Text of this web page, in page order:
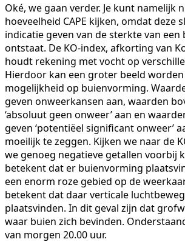
Oké, we gaan verder. Je kunt namelijk
hoeveelheid CAPE kijken, omdat deze
indicatie geven van de sterkte van een
ontstaat. De KO-index, afkorting van
houdt rekening met vocht op
Hierdoor kan een groter beeld
mogelijkheid op buienvorming.
geven onweerkansen aan, waarden
‘absoluut geen onweer’ aan en
geven ‘potentiëel significant onweer’
moeilijk te zeggen. Kijken we naar de
we genoeg negatieve getallen voorbij
betekent dat er buienvorming
een enorm roze gebied op de
betekent dat daar verticale
plaatsvinden. In dit geval zijn dat
waar buien zich bevinden.
van morgen 20.00 uur.